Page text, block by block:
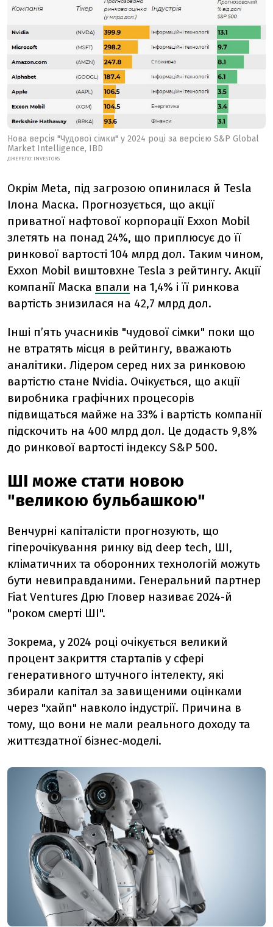
Нова версія "Чудової сімки" у 2024 році за версією S&P Global
Market Intelligence, IBD
ДЖЕРЕЛО: INVESTORS
Окрім Meta, під загрозою опинилася й Tesla
Ілона Маска. Прогнозується, що акції
приватної нафтової корпорації Exxon Mobil
злетять на понад 24%, що приплюсує до її
ринкової вартості 104 млрд дол. Таким чином,
Exxon Mobil виштовхне Tesla з рейтингу. Акції
компанії Маска впали на 1,4% і її ринкова
вартість знизилася на 42,7 млрд дол.
Інші п’ять учасників "чудової сімки" поки що
не втратять місця в рейтингу, вважають
аналітики. Лідером серед них за ринковою
вартістю стане Nvidia. Очікується, що акції
виробника графічних процесорів
підвищаться майже на 33% і вартість компанії
підскочить на 400 млрд дол. Це додасть 9,8%
до ринкової вартості індексу S&P 500.
ШІ може стати новою
"великою бульбашкою"
Венчурні капіталісти прогнозують, що
гіперочікування ринку від deep tech, ШІ,
кліматичних та оборонних технологій можуть
бути невиправданими. Генеральний партнер
Fiat Ventures Дрю Гловер називає 2024-й
"роком смерті ШІ".
Зокрема, у 2024 році очікується великий
процент закриття стартапів у сфері
генеративного штучного інтелекту, які
збирали капітал за завищеними оцінками
через "хайп" навколо індустрії. Причина в
тому, що вони не мали реального доходу та
життєздатної бізнес-моделі.